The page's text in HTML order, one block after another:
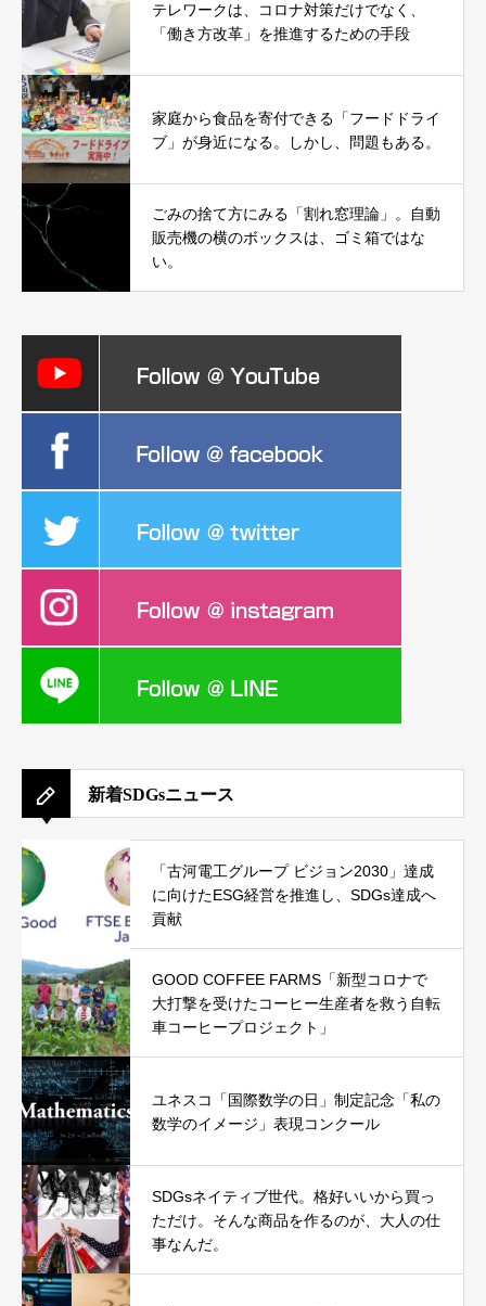
テレワークは、コロナ対策だけでなく、
「働き方改革」を推進するための手段
家庭から食品を寄付できる「フードドライ
ブ」が身近になる。しかし、問題もある。
ごみの捨て方にみる「割れ窓理論」。自動
販売機の横のボックスは、ゴミ箱ではな
い。
新着SDGsニュース
「古河電工グループ ビジョン2030」達成
に向けたESG経営を推進し、SDGs達成へ
貢献
GOOD COFFEE FARMS「新型コロナで
大打撃を受けたコーヒー生産者を救う自転
車コーヒープロジェクト」
ユネスコ「国際数学の日」制定記念「私の
数学のイメージ」表現コンクール
SDGsネイティブ世代。格好いいから買っ
ただけ。そんな商品を作るのが、大人の仕
事なんだ。